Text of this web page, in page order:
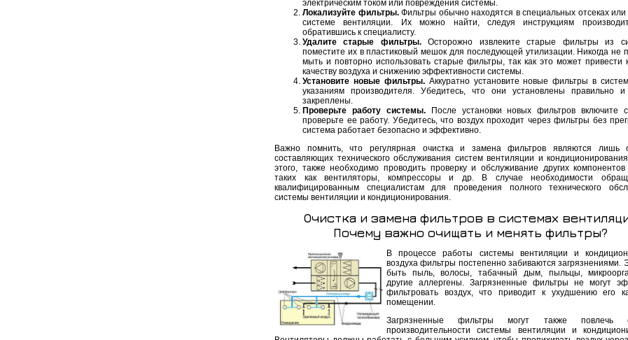
электрическим током или повреждения системы.
Локализуйте фильтры.Фильтры обычно находятся в специальных отсеках
системе вентиляции. Их можно найти, следуя инструкциям
обратившись к специалисту.
Удалите старые фильтры.Осторожно извлеките старые фильтры из
поместите их в пластиковый мешок для последующей утилизации. Никогда не
мыть и повторно использовать старые фильтры, так как это может привести
качеству воздуха и снижению эффективности системы.
Установите новые фильтры.Аккуратно установите новые фильтры в
указаниям производителя. Убедитесь, что они установлены правильно
закреплены.
Проверьте работу системы.После установки новых фильтров включите
проверьте ее работу. Убедитесь, что воздух проходит через фильтры без
система работает безопасно и эффективно.
Важно помнить, что регулярная очистка и замена фильтров являются лишь
составляющих технического обслуживания систем вентиляции и
этого, также необходимо проводить проверку и обслуживание других
таких как вентиляторы, компрессоры и др. В случае необходимости
квалифицированным специалистам для проведения полного технического
системы вентиляции и кондиционирования.
Очистка и замена фильтров в системах
Почему важно очищать и менять фильтры?
В процессе работы системы вентиляции и
воздуха фильтры постепенно забиваются загрязнениями.
быть пыль, волосы, табачный дым, пыльцы,
другие аллергены. Загрязненные фильтры не могут
фильтровать воздух, что приводит к ухудшению его
помещении.
Загрязненные фильтры могут также повлечь
производительности системы вентиляции и